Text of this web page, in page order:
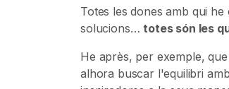
Totes les dones amb qui
solucions…totes són les
He après, per exemple,
alhora buscar l'equilibri